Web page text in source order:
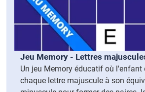
Jeu Memory - Lettres
Un jeu Memory éducatif où l'enfant
chaque lettre majuscule à son